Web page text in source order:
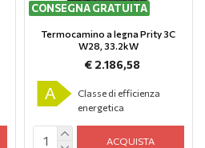
CONSEGNA GRATUITA
Termocamino a legna Prity 3C
W28, 33.2kW
€ 2.186,58
A
Classe di efficienza
energetica
ACQUISTA